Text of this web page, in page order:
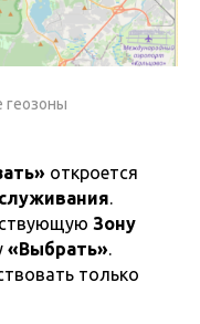
геозоны
откроется
.
Зону
«Выбрать».
только